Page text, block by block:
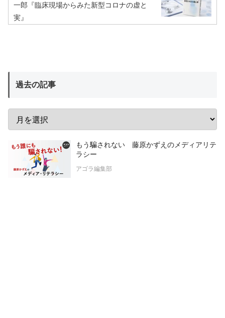
一郎『臨床現場からみた新型コロナの虚と
実』
過去の記事
もう騙されない 藤原かずえのメディアリテ
ラシー
アゴラ編集部